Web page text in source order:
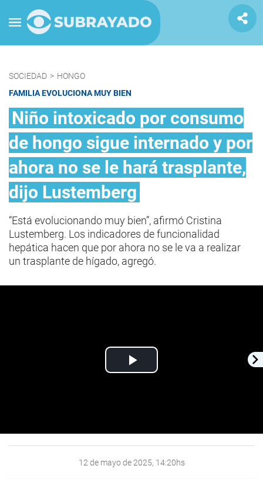
SOCIEDAD > HONGO
FAMILIA EVOLUCIONA MUY BIEN
Niño intoxicado por consumo
de hongo sigue internado y por
ahora no se le hará trasplante,
dijo Lustemberg
“Está evolucionando muy bien”, afirmó Cristina
Lustemberg. Los indicadores de funcionalidad
hepática hacen que por ahora no se le va a realizar
un trasplante de hígado, agregó.
Play
12 de mayo de 2025, 14:20hs